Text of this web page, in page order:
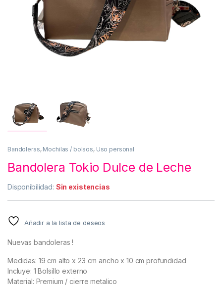
Bandoleras, Mochilas / bolsos, Uso personal
Bandolera Tokio Dulce de Leche
Disponibilidad: Sin existencias
Añadir a la lista de deseos
Nuevas bandoleras !
Medidas: 19 cm alto x 23 cm ancho x 10 cm profundidad
Incluye: 1 Bolsillo externo
Material: Premium / cierre metalico